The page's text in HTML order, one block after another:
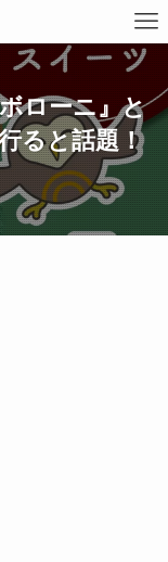
ローニ』と
ると話題！